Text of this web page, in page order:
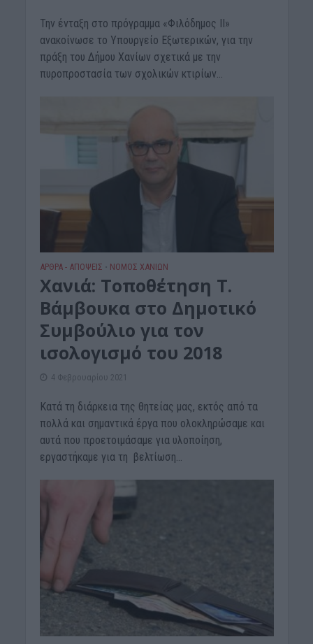
Την ένταξη στο πρόγραμμα «Φιλόδημος ΙΙ»
ανακοίνωσε το Υπουργείο Εξωτερικών, για την
πράξη του Δήμου Χανίων σχετικά με την
πυροπροστασία των σχολικών κτιρίων...
ΑΡΘΡΑ - ΑΠΟΨΕΙΣ • ΝΟΜΌΣ ΧΑΝΊΩΝ
Χανιά: Τοποθέτηση Τ.
Βάμβουκα στο Δημοτικό
Συμβούλιο για τον
ισολογισμό του 2018
4 Φεβρουαρίου 2021
Κατά τη διάρκεια της θητείας μας, εκτός από τα
πολλά και σημαντικά έργα που ολοκληρώσαμε και
αυτά που προετοιμάσαμε για υλοποίηση,
εργαστήκαμε για τη βελτίωση...